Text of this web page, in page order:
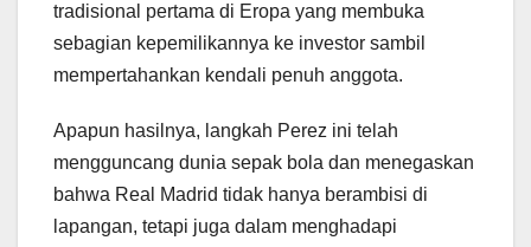
tradisional pertama di Eropa yang membuka
sebagian kepemilikannya ke investor sambil
mempertahankan kendali penuh anggota.
Apapun hasilnya, langkah Perez ini telah
mengguncang dunia sepak bola dan menegaskan
bahwa Real Madrid tidak hanya berambisi di
lapangan, tetapi juga dalam menghadapi